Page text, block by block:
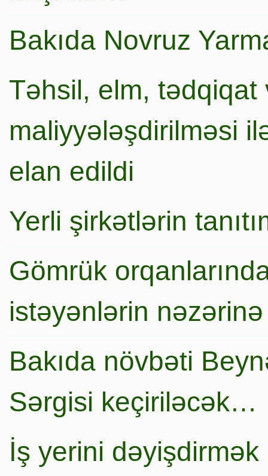
Bakıda Novruz
Təhsil, elm,
maliyyələşdirilməsi
elan edildi
Yerli şirkətlərin
Gömrük
istəyənlərin nəzərinə
Bakıda növbəti
Sərgisi keçiriləcək…
İş yerini